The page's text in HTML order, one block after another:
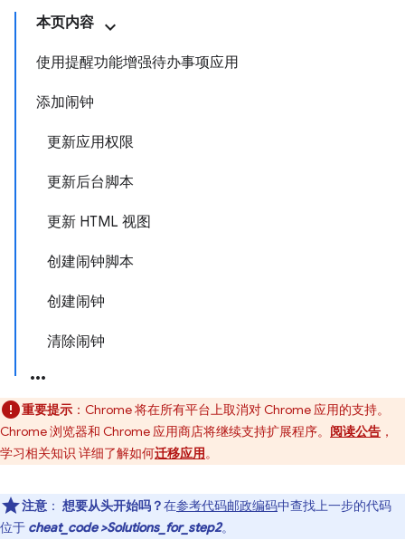
本页内容
使用提醒功能增强待办事项应用
添加闹钟
更新应用权限
更新后台脚本
更新 HTML 视图
创建闹钟脚本
创建闹钟
清除闹钟
重要提示 ：Chrome 将在所有平台上取消对 Chrome 应用的支持。
Chrome 浏览器和 Chrome 应用商店将继续支持扩展程序。 阅读公告 ，
学习相关知识 详细了解如何迁移应用。
注意 ： 想要从头开始吗？在参考代码邮政编码中查找上一步的代码
位于 cheat_code >Solutions_for_step2。